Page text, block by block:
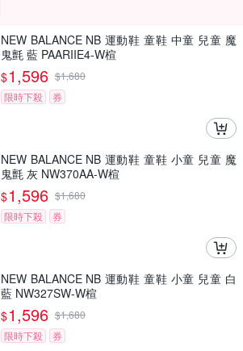
NEW BALANCE NB 運動鞋 童鞋 中童 兒童 魔
鬼氈 藍 PAARIIE4-W楦
$1,596 $1,680
限時下殺
券
NEW BALANCE NB 運動鞋 童鞋 小童 兒童 魔
鬼氈 灰 NW370AA-W楦
$1,596 $1,680
限時下殺
券
NEW BALANCE NB 運動鞋 童鞋 小童 兒童 白
藍 NW327SW-W楦
$1,596 $1,680
限時下殺
券